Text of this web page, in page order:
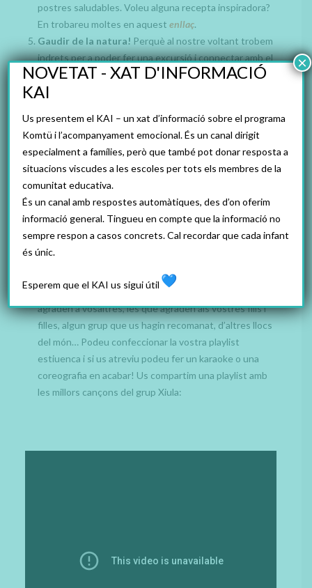
postres saludables. Voleu alguna recepta inspiradora?
En trobareu moltes en aquest enllaç.
Gaudir de la natura! Perquè al nostre voltant trobem
indrets per a poder fer una excursió i connectar amb el
medi natural. Trobareu 10 rutes per fer amb nens i
nenes en aquest
col·laborar en algun projecte de Ciència Ciutadana?
Trobareu 7 projectes als que us podeu sumaraquí.
Relaxar-se!Ara que tenim temps també és molt
recomanable destinar moments a la calma i la relaxació
del nostre cos i de la nostra ment: meditar, fer ioga,
pintar mandales… Aquí us deixem alguns documents
amb informació que us pot ajudar amb aquests tipus
d’activitats:Com ensenyar tècniques de relaxació al
nostre fill
Sempre és un bon moment per a
compartir cançons i músiques especials. Les que us
agraden a vosaltres, les que agraden als vostres fills i
filles, algun grup que us hagin recomanat, d’altres llocs
del món… Podeu confeccionar la vostra playlist
estiuenca i si us atreviu podeu fer un karaoke o una
coreografia en acabar! Us compartim una playlist amb
les millors cançons del grup Xiula:
NOVETAT - XAT D'INFORMACIÓ
KAI
Us presentem el KAI – un xat d’informació sobre el programa
Komtü i l’acompanyament emocional. És un canal dirigit
especialment a famílies, però que també pot donar resposta a
situacions viscudes a les escoles per tots els membres de la
comunitat educativa.
És un canal amb respostes automàtiques, des d’on oferim
informació general. Tingueu en compte que la informació no
sempre respon a casos concrets. Cal recordar que cada infant
és únic.
Esperem que el KAI us sigui útil
×